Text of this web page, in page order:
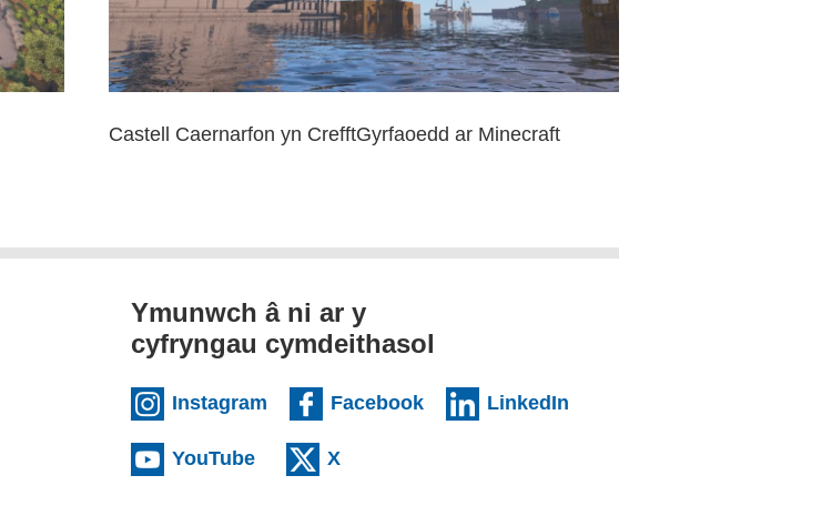
Castell Caernarfon yn CrefftGyrfaoedd ar Minecraft
Ymunwch â ni ar y
cyfryngau cymdeithasol
Instagram (external websiteCY)
Facebook (external websiteCY)
LinkedIn
YouTube (external websiteCY)
X